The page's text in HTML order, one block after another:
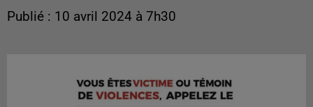
Publié : 10 avril 2024 à 7h30